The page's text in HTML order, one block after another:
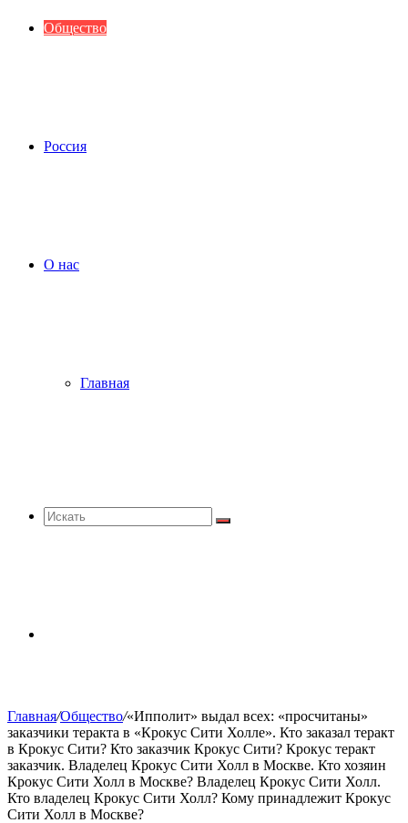
Общество
Россия
О нас
Главная
Искать
Главная/Общество/«Ипполит» выдал всех: «просчитаны»
заказчики теракта в «Крокус Сити Холле». Кто заказал теракт
в Крокус Сити? Кто заказчик Крокус Сити? Крокус теракт
заказчик. Владелец Крокус Сити Холл в Москве. Кто хозяин
Крокус Сити Холл в Москве? Владелец Крокус Сити Холл.
Кто владелец Крокус Сити Холл? Кому принадлежит Крокус
Сити Холл в Москве?